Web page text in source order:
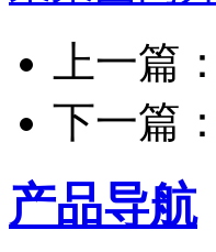
上一篇：
下一篇：
产品导航